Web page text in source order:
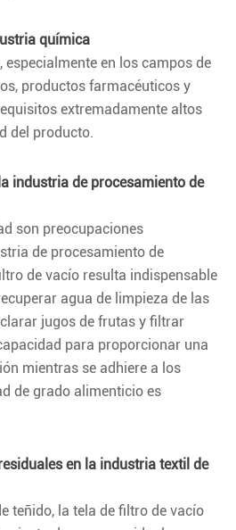
química
especialmente en los campos de
productos farmacéuticos y
extremadamente altos
del producto.
industria de procesamiento de
son preocupaciones
de procesamiento de
de vacío resulta indispensable
agua de limpieza de las
jugos de frutas y filtrar
para proporcionar una
mientras se adhiere a los
de grado alimenticio es
en la industria textil de
teñido, la tela de filtro de vacío